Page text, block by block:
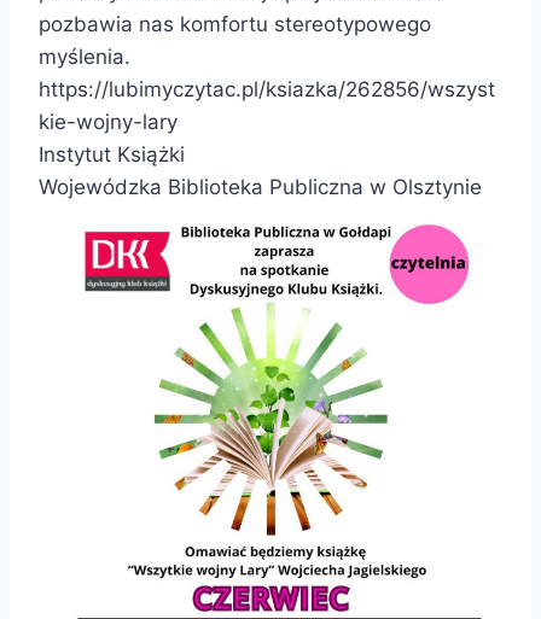
pozbawia nas komfortu stereotypowego
myślenia.
https://lubimyczytac.pl/ksiazka/262856/wszyst
kie-wojny-lary
Instytut Książki
Wojewódzka Biblioteka Publiczna w Olsztynie